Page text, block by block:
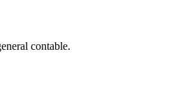
contable.